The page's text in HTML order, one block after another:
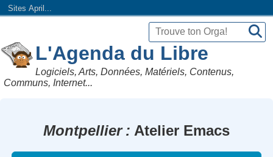
Sites April...
L'Agenda du Libre
Logiciels, Arts, Données, Matériels, Contenus,
Communs, Internet...
Montpellier Atelier Emacs